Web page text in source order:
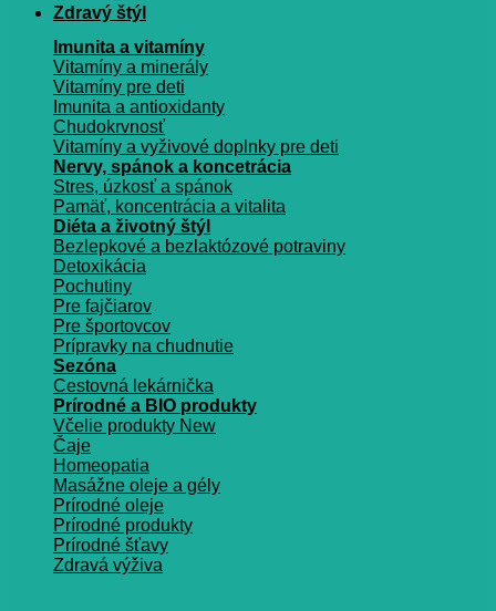
Zdravý štýl
Imunita a vitamíny
Vitamíny a minerály
Vitamíny pre deti
Imunita a antioxidanty
Chudokrvnosť
Vitamíny a vyživové doplnky pre deti
Nervy, spánok a koncetrácia
Stres, úzkosť a spánok
Pamäť, koncentrácia a vitalita
Diéta a životný štýl
Bezlepkové a bezlaktózové potraviny
Detoxikácia
Pochutiny
Pre fajčiarov
Pre športovcov
Prípravky na chudnutie
Sezóna
Cestovná lekárnička
Prírodné a BIO produkty
Včelie produkty
Čaje
Homeopatia
Masážne oleje a gély
Prírodné oleje
Prírodné produkty
Prírodné šťavy
Zdravá výživa